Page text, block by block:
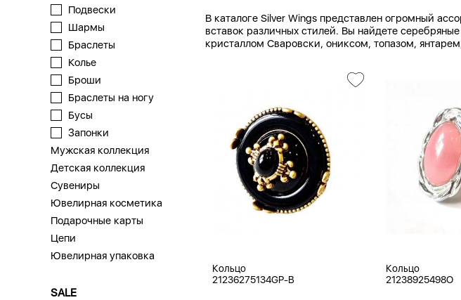
Подвески
Шармы
Браслеты
Колье
Броши
Браслеты на ногу
Бусы
Запонки
Мужская коллекция
Детская коллекция
Сувениры
Ювелирная косметика
Подарочные карты
Цепи
Ювелирная упаковка
SALE
В каталоге Silver Wings представлен огромный
вставок различных стилей. Вы найдете
кристаллом Сваровски, ониксом, топазом,
Кольцо
21236275134GP-B
Кольцо
21238925498O